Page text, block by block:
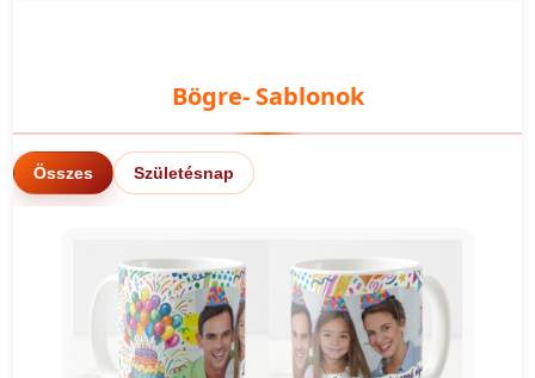
Bögre- Sablonok
Összes Születésnap